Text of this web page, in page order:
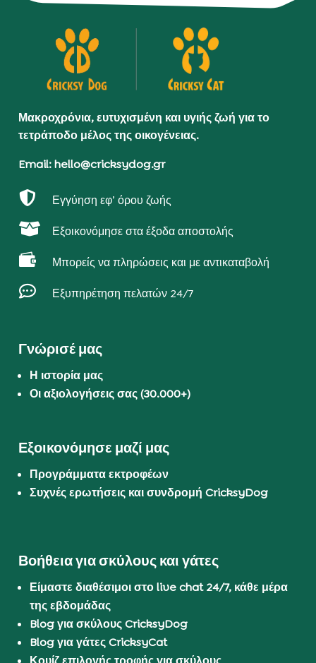
Μακροχρόνια, ευτυχισμένη και υγιής ζωή για το
τετράποδο μέλος της οικογένειας.
Email: hello@cricksydog.gr
 Εγγύηση εφ’ όρου ζωής
 Εξοικονόμησε στα έξοδα αποστολής
 Μπορείς να πληρώσεις και με αντικαταβολή
 Εξυπηρέτηση πελατών 24/7
Γνώρισέ μας
Η ιστορία μας
Οι αξιολογήσεις σας (30.000+)
Εξοικονόμησε μαζί μας
Προγράμματα εκτροφέων
Συχνές ερωτήσεις και συνδρομή CricksyDog
Βοήθεια για σκύλους και γάτες
Είμαστε διαθέσιμοι στο live chat 24/7, κάθε μέρα
της εβδομάδας
Blog για σκύλους CricksyDog
Blog για γάτες CricksyCat